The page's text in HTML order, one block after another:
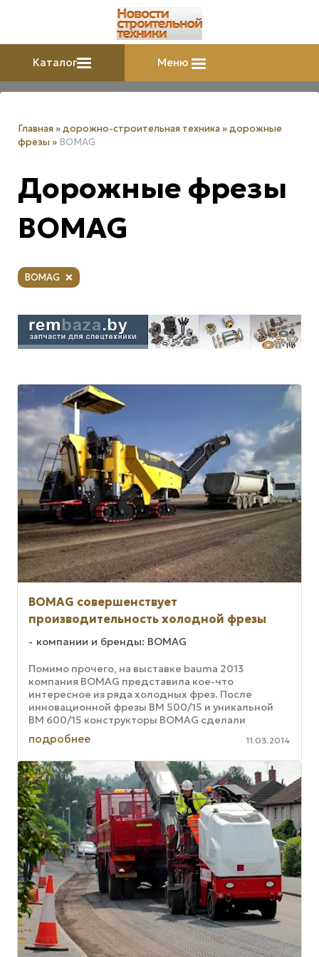
Каталог Меню
Главная »дорожно-строительная техника »дорожные
фрезы » BOMAG
Дорожные фрезы
BOMAG
BOMAG
BOMAG совершенствует
производительность холодной фрезы
компании и бренды: BOMAG
Помимо прочего, на выставке bauma 2013
компания BOMAG представила кое-что
интересное из ряда холодных фрез. После
инновационной фрезы BM 500/15 и уникальной
BM 600/15 конструкторы BOMAG сделали
следующий логический шаг в этой истории
успеха и ...
подробнее 11.03.2014